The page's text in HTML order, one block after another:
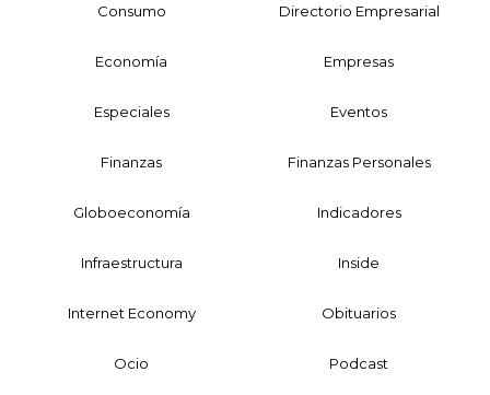
Consumo Directorio Empresarial
Economía Empresas
Especiales Eventos
Finanzas Finanzas Personales
Globoeconomía Indicadores
Infraestructura Inside
Internet Economy Obituarios
Ocio Podcast